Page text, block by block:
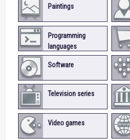
Paintings
Programming
languages
Software
Television series
Video games